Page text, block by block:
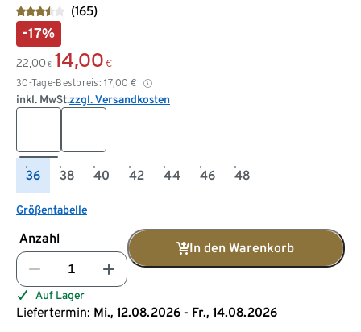
(165)
-17%
22,00 € 14,00 €
30-Tage-Bestpreis: 17,00 €
inkl. MwSt.zzgl. Versandkosten
36 38 40 42 44 46 48
Größentabelle
Anzahl
In den Warenkorb
Auf Lager
Liefertermin: Mi., 12.08.2026 - Fr., 14.08.2026